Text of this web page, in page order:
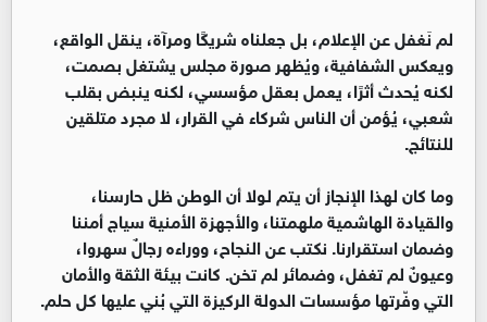
لم نَغفل عن الإعلام، بل جعلناه شريكًا ومرآة، ينقل الواقع،
ويعكس الشفافية، ويُظهر صورة مجلس يشتغل بصمت،
لكنه يُحدث أثرًا، يعمل بعقل مؤسسي، لكنه ينبض بقلب
شعبي، يُؤمن أن الناس شركاء في القرار، لا مجرد متلقين
للنتائج.
وما كان لهذا الإنجاز أن يتم لولا أن الوطن ظل حارسنا،
والقيادة الهاشمية ملهمتنا، والأجهزة الأمنية سياج أمننا
وضمان استقرارنا. نكتب عن النجاح، ووراءه رجالٌ سهروا،
وعيونٌ لم تغفل، وضمائر لم تخن. كانت بيئة الثقة والأمان
التي وفّرتها مؤسسات الدولة الركيزة التي بُني عليها كل حلم.